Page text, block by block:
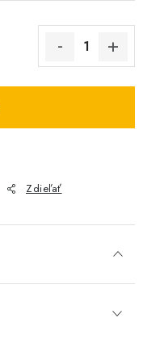
Zdieľať